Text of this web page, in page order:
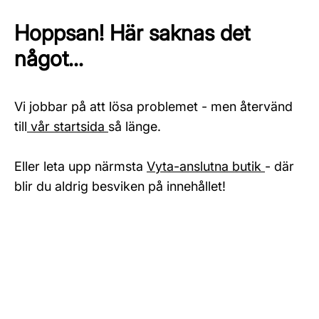
Hoppsan! Här saknas det
något...
Vi jobbar på att lösa problemet - men återvänd
till vår startsida så länge.
Eller leta upp närmsta Vyta-anslutna butik - där
blir du aldrig besviken på innehållet!